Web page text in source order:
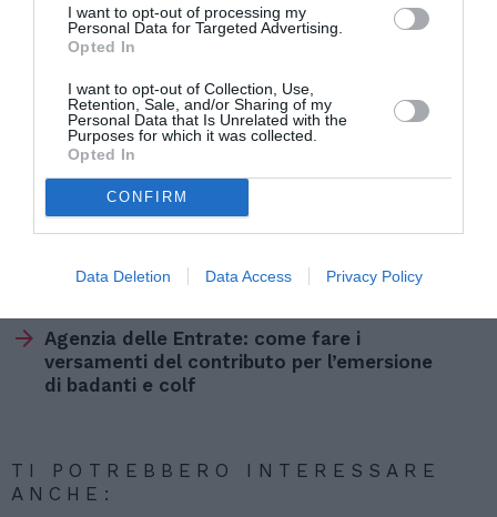
I want to opt-out of processing my
Personal Data for Targeted Advertising.
Opted In
I want to opt-out of Collection, Use,
Retention, Sale, and/or Sharing of my
Personal Data that Is Unrelated with the
Purposes for which it was collected.
Opted In
CONFIRM
Data Deletion Data Access Privacy Policy
e tutte le spese necessarie per la procedura.
Anche questo e’ un illecito. Per regolarizzare gli
stranieri, a volte nascono delle vere e proprie
agenzie che chiedono anche 2 mila euro per ogni
pratica”.
rischio di corruzione”
Agenzia delle Entrate: come fare i
versamenti del contributo per l’emersione
di badanti e colf
TI POTREBBERO INTERESSARE
ANCHE: